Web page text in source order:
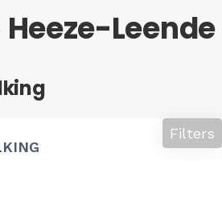
Leende
Filters